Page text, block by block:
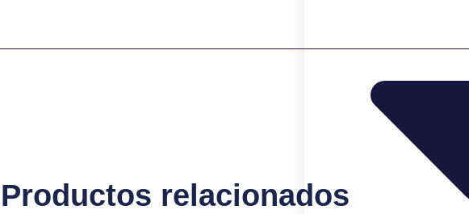
Productos relacionados